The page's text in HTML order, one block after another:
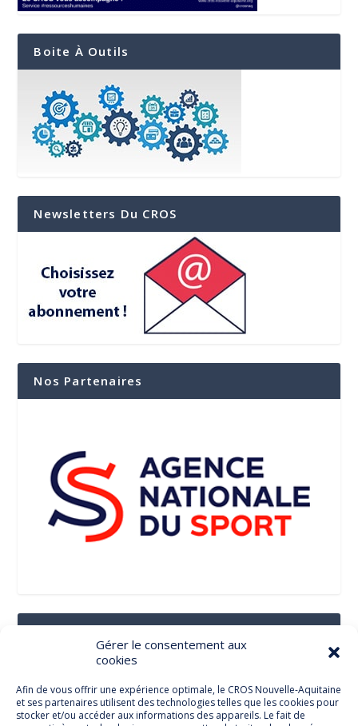
Gérer le consentement aux
cookies
Afin de vous offrir une expérience optimale, le CROS Nouvelle-Aquitaine
et ses partenaires utilisent des technologies telles que les cookies pour
stocker et/ou accéder aux informations des appareils. Le fait de
Boite À Outils
Newsletters Du CROS
Nos Partenaires
Facebook